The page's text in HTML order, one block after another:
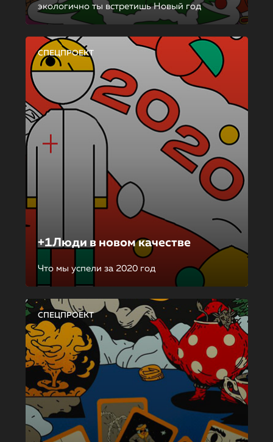
экологично ты встретишь Новый год
СПЕЦПРОЕКТ
+1Люди в новом качестве
Что мы успели за 2020 год
СПЕЦПРОЕКТ